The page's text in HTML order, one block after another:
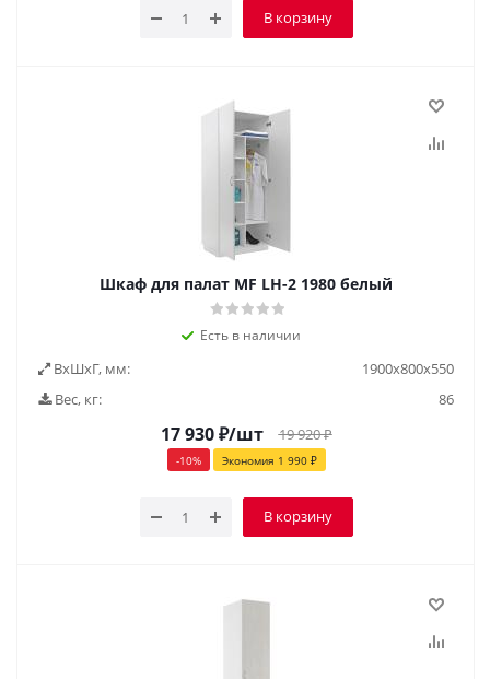
В корзину
Шкаф для палат MF LH-2 1980 белый
Есть в наличии
ВxШxГ, мм:
1900x800x550
Вес, кг:
86
17 930₽/шт 19 920₽
-10% Экономия 1 990₽
В корзину